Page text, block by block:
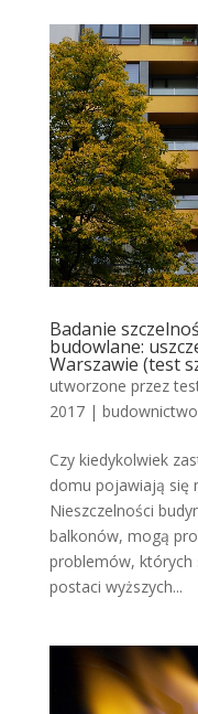
Badanie
budowlane:
Warszawie (test
utworzone przez
2017| budownictwo
Czy kiedykolwiek
domu pojawiają się
Nieszczelności
balkonów, mogą
problemów, których
postaci wyższych...